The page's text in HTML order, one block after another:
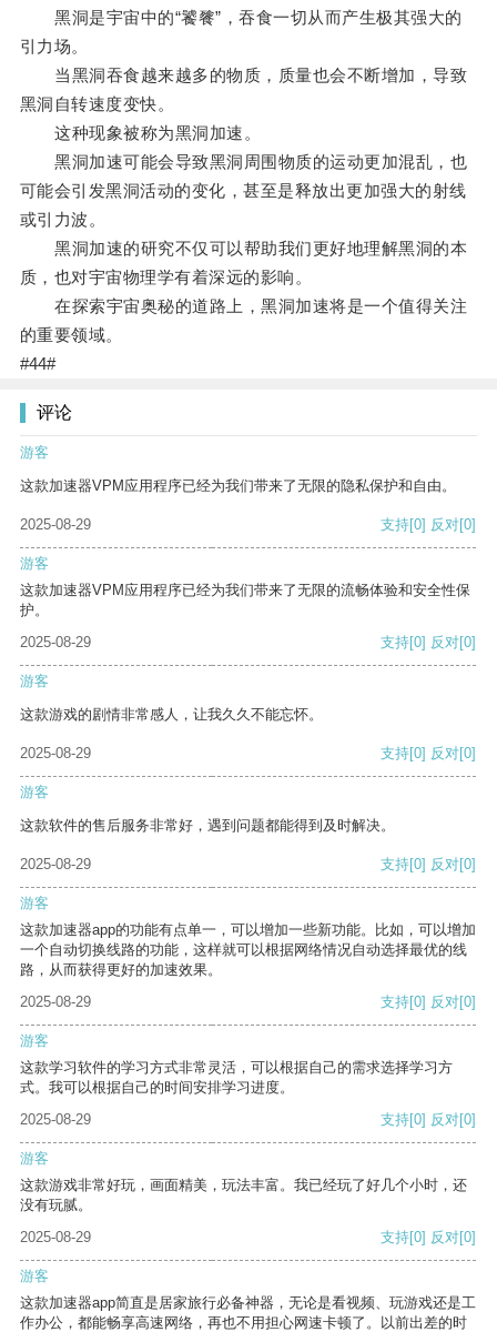
黑洞是宇宙中的“饕餮”，吞食一切从而产生极其强大的
引力场。
当黑洞吞食越来越多的物质，质量也会不断增加，导致
黑洞自转速度变快。
这种现象被称为黑洞加速。
黑洞加速可能会导致黑洞周围物质的运动更加混乱，也
可能会引发黑洞活动的变化，甚至是释放出更加强大的射线
或引力波。
黑洞加速的研究不仅可以帮助我们更好地理解黑洞的本
质，也对宇宙物理学有着深远的影响。
在探索宇宙奥秘的道路上，黑洞加速将是一个值得关注
的重要领域。
#44#
评论
游客
这款加速器VPM应用程序已经为我们带来了无限的隐私保护和自由。
2025-08-29 支持[0] 反对[0]
游客
这款加速器VPM应用程序已经为我们带来了无限的流畅体验和安全性保
护。
2025-08-29
支持[0] 反对[0]
游客
这款游戏的剧情非常感人，让我久久不能忘怀。
2025-08-29 支持[0] 反对[0]
游客
这款软件的售后服务非常好，遇到问题都能得到及时解决。
2025-08-29 支持[0] 反对[0]
游客
这款加速器app的功能有点单一，可以增加一些新功能。比如，可以增加
一个自动切换线路的功能，这样就可以根据网络情况自动选择最优的线
路，从而获得更好的加速效果。
2025-08-29
支持[0] 反对[0]
游客
这款学习软件的学习方式非常灵活，可以根据自己的需求选择学习方
式。我可以根据自己的时间安排学习进度。
2025-08-29
支持[0] 反对[0]
游客
这款游戏非常好玩，画面精美，玩法丰富。我已经玩了好几个小时，还
没有玩腻。
2025-08-29
支持[0] 反对[0]
游客
这款加速器app简直是居家旅行必备神器，无论是看视频、玩游戏还是工
作办公，都能畅享高速网络，再也不用担心网速卡顿了。以前出差的时